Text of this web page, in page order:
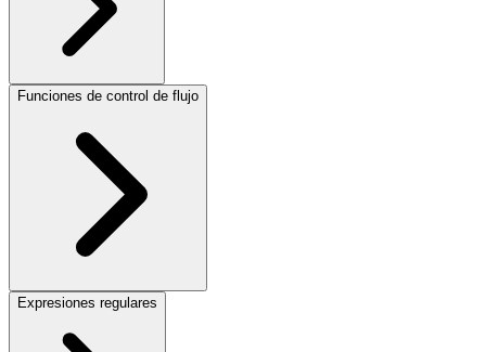
Funciones de control de flujo
Expresiones regulares